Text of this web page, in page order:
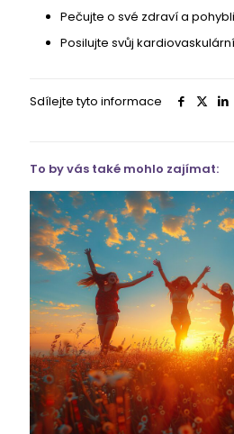
Pečujte o své zdraví a
Posilujte svůj
Sdílejte tyto informace
To by vás také mohlo zajímat: